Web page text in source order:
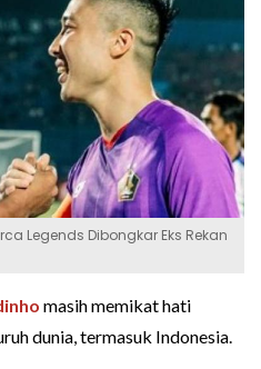
Legends Dibongkar Eks Rekan
masih memikat hati
dunia, termasuk Indonesia.